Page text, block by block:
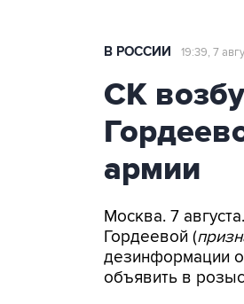
В РОССИИ 19:39, 7
СК
армии
Москва. 7
Гордеевой (
дезинформации о
объявить в